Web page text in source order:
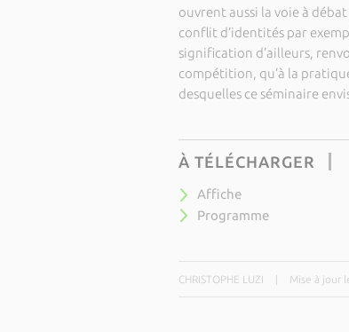
ouvrent aussi la voie à
conflit d’identités par
signification d’ailleurs,
compétition, qu’à la
desquelles ce séminaire
À TÉLÉCHARGER
Affiche
Programme
CHRISTOPHE LUZI Mise à jour